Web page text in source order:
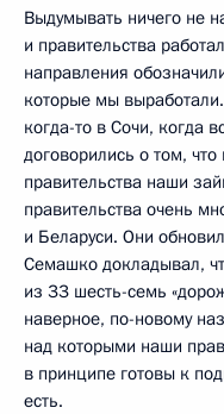
Выдумывать ничего не
и правительства
направления
которые мы
когда-то в Сочи, когда
договорились о том,
правительства наши
правительства очень
и Беларуси. Они
Семашко докладывал,
из 33 шесть-семь
наверное, по-новому
над которыми наши
в принципе готовы к
есть.